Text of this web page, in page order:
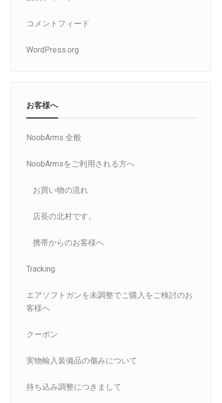
コメントフィード
WordPress.org
お客様へ
NoobArms 全般
NoobArmsをご利用される方へ
お買い物の流れ
店長の北村です。
携帯からのお客様へ
Tracking
エアソフトガンを未調整でご購入をご検討のお
客様へ
クーポン
実物輸入装備品の傷みについて
持ち込み調整につきまして